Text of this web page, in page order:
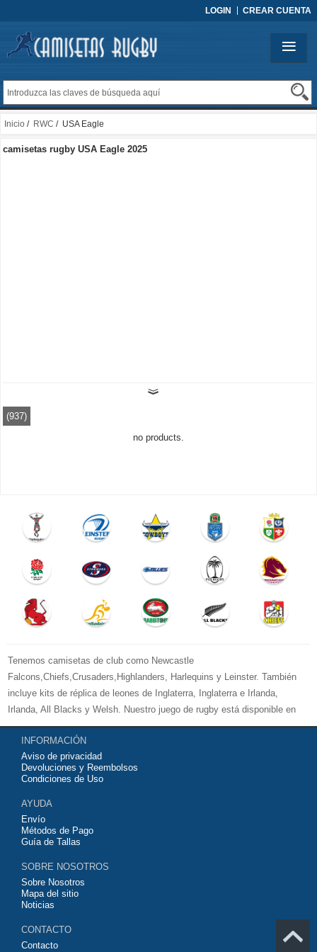
LOGIN CREAR CUENTA
Inicio / RWC / USA Eagle
camisetas rugby USA Eagle 2025
(937)
no products.
Tenemos camisetas de club como Newcastle
Falcons,Chiefs,Crusaders,Highlanders, Harlequins y Leinster. También
incluye kits de réplica de leones de Inglaterra, Inglaterra e Irlanda,
Irlanda, All Blacks y Welsh. Nuestro juego de rugby está disponible en
versiones para mujeres, hombres y niños. Bienvenido a comprar su
camiseta de rugby 2026 baratas
equipo de club favorito o equipo nacional.
INFORMACIÓN
Aviso de privacidad
Devoluciones y Reembolsos
Condiciones de Uso
AYUDA
Envío
Métodos de Pago
Guía de Tallas
SOBRE NOSOTROS
Sobre Nosotros
Mapa del sitio
Noticias
CONTACTO
Contacto